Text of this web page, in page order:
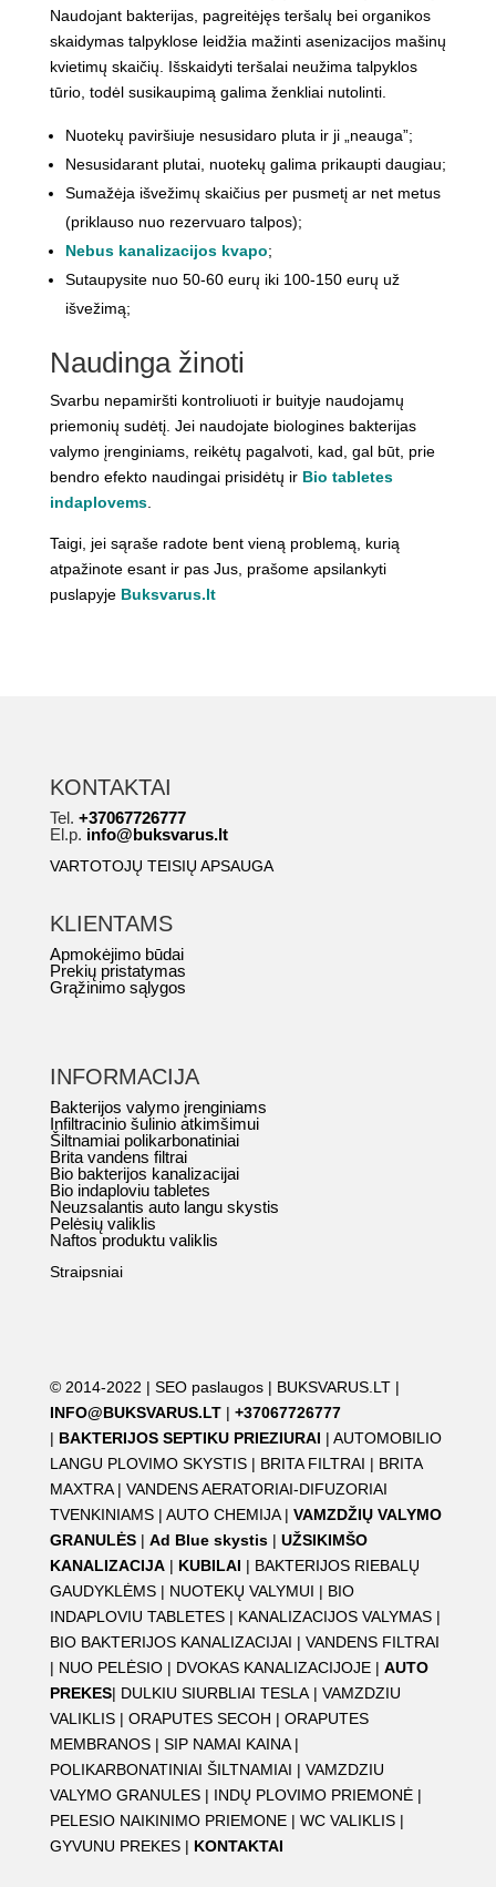
Naudojant bakterijas, pagreitėjęs teršalų bei organikos
skaidymas talpyklose leidžia mažinti asenizacijos mašinų
kvietimų skaičių. Išskaidyti teršalai neužima talpyklos
tūrio, todėl susikaupimą galima ženkliai nutolinti.
Nuotekų paviršiuje nesusidaro pluta ir ji „neauga”;
Nesusidarant plutai, nuotekų galima prikaupti daugiau;
Sumažėja išvežimų skaičius per pusmetį ar net metus
(priklauso nuo rezervuaro talpos);
Nebus kanalizacijos kvapo;
Sutaupysite nuo 50-60 eurų iki 100-150 eurų už
išvežimą;
Naudinga žinoti
Svarbu nepamiršti kontroliuoti ir buityje naudojamų
priemonių sudėtį. Jei naudojate biologines bakterijas
valymo įrenginiams, reikėtų pagalvoti, kad, gal būt, prie
bendro efekto naudingai prisidėtų ir Bio tabletes
indaplovems.
Taigi, jei sąraše radote bent vieną problemą, kurią
atpažinote esant ir pas Jus, prašome apsilankyti
puslapyje Buksvarus.lt
KONTAKTAI
Tel. +37067726777
El.p. info@buksvarus.lt
VARTOTOJŲ TEISIŲ APSAUGA
KLIENTAMS
Apmokėjimo būdai
Prekių pristatymas
Grąžinimo sąlygos
INFORMACIJA
Bakterijos valymo įrenginiams
Infiltracinio šulinio atkimšimui
Šiltnamiai polikarbonatiniai
Brita vandens filtrai
Bio bakterijos kanalizacijai
Bio indaploviu tabletes
Neuzsalantis auto langu skystis
Pelėsių valiklis
Naftos produktu valiklis
Straipsniai
© 2014-2022 | SEO paslaugos| BUKSVARUS.LT|
INFO@BUKSVARUS.LT| +37067726777
| BAKTERIJOS SEPTIKU PRIEZIURAI | AUTOMOBILIO
LANGU PLOVIMO SKYSTIS| BRITA FILTRAI | BRITA
MAXTRA| VANDENS AERATORIAI-DIFUZORIAI
TVENKINIAMS| AUTO CHEMIJA | VAMZDŽIŲ VALYMO
GRANULĖS| Ad Blue skystis| UŽSIKIMŠO
KANALIZACIJA| KUBILAI | BAKTERIJOS RIEBALŲ
GAUDYKLĖMS| NUOTEKŲ VALYMUI | BIO
INDAPLOVIU TABLETES| KANALIZACIJOS VALYMAS|
BIO BAKTERIJOS KANALIZACIJAI | VANDENS FILTRAI
| NUO PELĖSIO| DVOKAS KANALIZACIJOJE| AUTO
PREKES| DULKIU SIURBLIAI TESLA| VAMZDZIU
VALIKLIS| ORAPUTES SECOH | ORAPUTES
MEMBRANOS| SIP NAMAI KAINA |
POLIKARBONATINIAI ŠILTNAMIAI | VAMZDZIU
VALYMO GRANULES| INDŲ PLOVIMO PRIEMONĖ|
PELESIO NAIKINIMO PRIEMONE| WC VALIKLIS|
GYVUNU PREKES| KONTAKTAI